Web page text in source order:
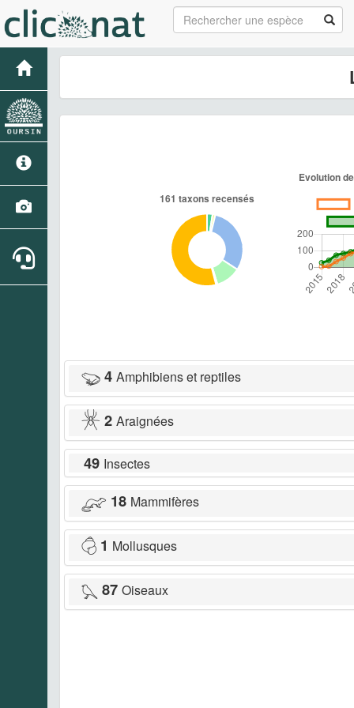
4 Amphibiens et reptiles
2 Araignées
49 Insectes
18 Mammifères
1 Mollusques
87 Oiseaux